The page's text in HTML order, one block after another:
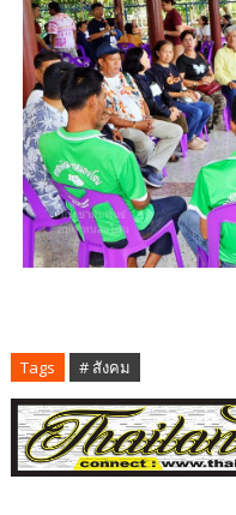
Tags # สังคม